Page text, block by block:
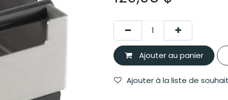
Ajouter au panier
Ajouter à la liste de